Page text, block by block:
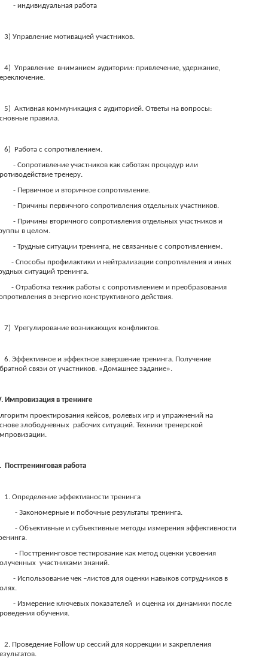
- индивидуальная работа
3) Управление мотивацией участников.
4) Управление вниманием аудитории: привлечение, удержание,
5) Активная коммуникация с аудиторией. Ответы на вопросы:
правила.
6)
Работа с сопротивлением.
- Сопротивление участников как саботаж процедур или
тренеру.
- Первичное и вторичное сопротивление.
- Причины первичного сопротивления отдельных участников.
- Причины вторичного сопротивления отдельных участников и
в целом.
- Трудные ситуации тренинга, не связанные с сопротивлением.
- Способы профилактики и нейтрализации сопротивления и иных
ситуаций тренинга.
- Отработка техник работы с сопротивлением и преобразования
в энергию конструктивного действия.
7) Урегулирование возникающих конфликтов.
6. Эффективное и эффектное завершение тренинга. Получение
связи от участников. «Домашнее задание».
Импровизация в тренинге
проектирования кейсов, ролевых игр и упражнений на
злободневных рабочих ситуаций. Техники тренерской
Посттренинговая работа
1. Определение эффективности тренинга
- Закономерные и побочные результаты тренинга.
- Объективные и субъективные методы измерения эффективности
- Посттренинговое тестирование как метод оценки усвоения
участниками знаний.
- Использование чек –листов для оценки навыков сотрудников в
- Измерение ключевых показателей и оценка их динамики после
обучения.
2. Проведение Follow up сессий для коррекции и закрепления